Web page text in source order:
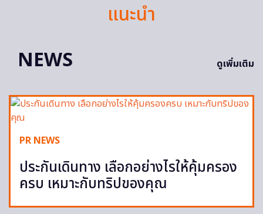
แนะนำ
NEWS
ดูเพิ่มเติม
PR NEWS
ประกันเดินทาง เลือกอย่างไรให้คุ้มครอง
ครบ เหมาะกับทริปของคุณ